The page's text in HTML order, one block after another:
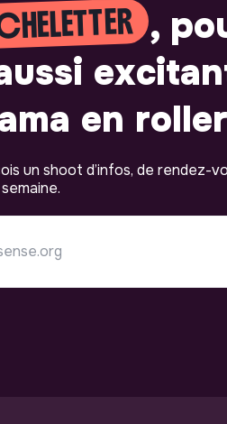
,
en
un shoot d’infos, de rendez-